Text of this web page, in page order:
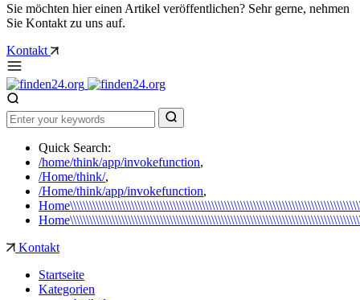
Sie möchten hier einen Artikel veröffentlichen? Sehr gerne, nehmen
Sie Kontakt zu uns auf.
Kontakt
Quick Search:
/home/think/app/invokefunction,
/Home/think/,
/Home/think/app/invokefunction,
Kontakt
Startseite
Kategorien